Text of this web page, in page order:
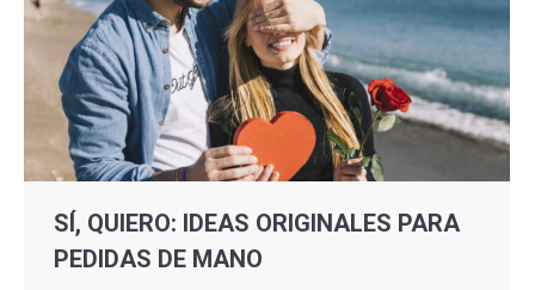
SÍ, QUIERO: IDEAS ORIGINALES PARA
PEDIDAS DE MANO